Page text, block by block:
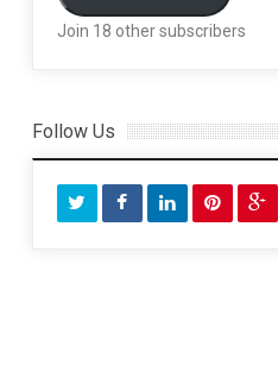
A
r
e
s
Join 18 other subscribers
Follow Us